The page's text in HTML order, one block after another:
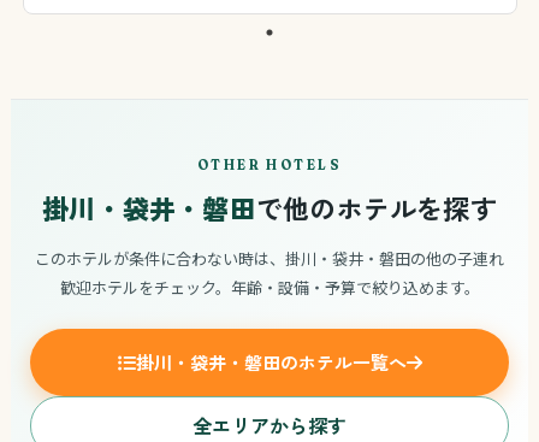
OTHER HOTELS
掛川・袋井・磐田で他のホテルを探す
このホテルが条件に合わない時は、掛川・袋井・磐田の他の子連れ
歓迎ホテルをチェック。年齢・設備・予算で絞り込めます。
掛川・袋井・磐田のホテル一覧へ
全エリアから探す